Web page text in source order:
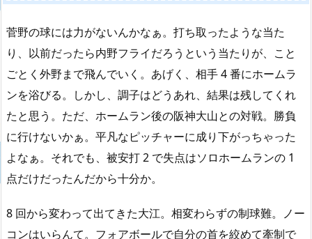
菅野の球には力がないんかなぁ。打ち取ったような当た
り、以前だったら内野フライだろうという当たりが、こと
ごとく外野まで飛んでいく。あげく、相手 4 番にホームラ
ンを浴びる。しかし、調子はどうあれ、結果は残してくれ
たと思う。ただ、ホームラン後の阪神大山との対戦。勝負
に行けないかぁ。平凡なピッチャーに成り下がっちゃった
よなぁ。それでも、被安打 2 で失点はソロホームランの 1
点だけだったんだから十分か。
8 回から変わって出てきた大江。相変わらずの制球難。ノー
コンはいらんて。フォアボールで自分の首を絞めて牽制で